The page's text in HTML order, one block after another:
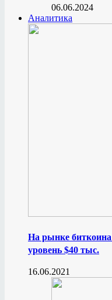
06.06.2024
Аналитика
На рынке биткоина
уровень $40 тыс.
16.06.2021